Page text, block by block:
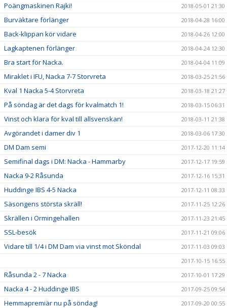
Poängmaskinen Rajki! 2018-05-01 21:30
Burväktare förlänger 2018-04-28 16:00
Back-klippan kör vidare 2018-04-26 12:00
Lagkaptenen förlänger 2018-04-24 12:30
Bra start för Nacka. 2018-04-04 11:09
Miraklet i IFU, Nacka 7-7 Storvreta 2018-03-25 21:56
Kval 1 Nacka 5-4 Storvreta 2018-03-18 21:27
På söndag är det dags för kvalmatch 1! 2018-03-15 06:31
Vinst och klara för kval till allsvenskan! 2018-03-11 21:38
Avgörandet i damer div 1 2018-03-06 17:30
DM Dam semi 2017-12-20 11:14
Semifinal dags i DM: Nacka - Hammarby 2017-12-17 19:59
Nacka 9-2 Råsunda 2017-12-16 15:31
Huddinge IBS 4-5 Nacka 2017-12-11 08:33
Säsongens största skräll! 2017-11-25 12:26
Skrällen i Ormingehallen 2017-11-23 21:45
SSL-besök 2017-11-21 09:06
Vidare till 1/4 i DM Dam via vinst mot Sköndal
2017-11-03 09:03
2017-10-15 16:55
Råsunda 2 - 7 Nacka 2017-10-01 17:29
Nacka 4 - 2 Huddinge IBS 2017-09-25 09:54
Hemmapremiär nu på söndag! 2017-09-20 00:55